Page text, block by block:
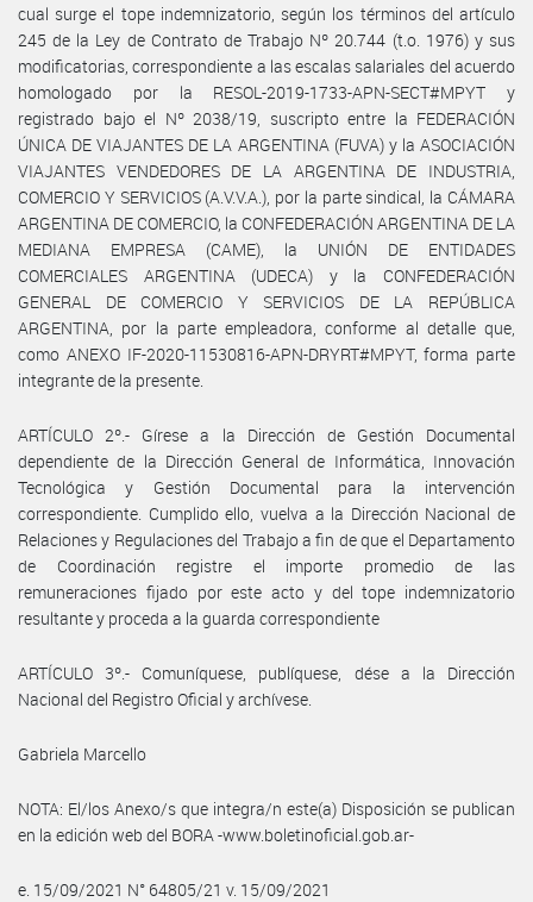
cual surge el tope indemnizatorio, según los términos del artículo
245 de la Ley de Contrato de Trabajo Nº 20.744 (t.o. 1976) y sus
modificatorias, correspondiente a las escalas salariales del acuerdo
homologado por la RESOL-2019-1733-APN-SECT#MPYT y
registrado bajo el Nº 2038/19, suscripto entre la FEDERACIÓN
ÚNICA DE VIAJANTES DE LA ARGENTINA (FUVA) y la ASOCIACIÓN
VIAJANTES VENDEDORES DE LA ARGENTINA DE INDUSTRIA,
COMERCIO Y SERVICIOS (A.V.V.A.), por la parte sindical, la CÁMARA
ARGENTINA DE COMERCIO, la CONFEDERACIÓN ARGENTINA DE LA
MEDIANA EMPRESA (CAME), la UNIÓN DE ENTIDADES
COMERCIALES ARGENTINA (UDECA) y la CONFEDERACIÓN
GENERAL DE COMERCIO Y SERVICIOS DE LA REPÚBLICA
ARGENTINA, por la parte empleadora, conforme al detalle que,
como ANEXO IF-2020-11530816-APN-DRYRT#MPYT, forma parte
integrante de la presente.
ARTÍCULO 2º.- Gírese a la Dirección de Gestión Documental
dependiente de la Dirección General de Informática, Innovación
Tecnológica y Gestión Documental para la intervención
correspondiente. Cumplido ello, vuelva a la Dirección Nacional de
Relaciones y Regulaciones del Trabajo a fin de que el Departamento
de Coordinación registre el importe promedio de las
remuneraciones fijado por este acto y del tope indemnizatorio
resultante y proceda a la guarda correspondiente
ARTÍCULO 3º.- Comuníquese, publíquese, dése a la Dirección
Nacional del Registro Oficial y archívese.
Gabriela Marcello
NOTA: El/los Anexo/s que integra/n este(a) Disposición se publican
en la edición web del BORA -www.boletinoficial.gob.ar-
e. 15/09/2021 N° 64805/21 v. 15/09/2021